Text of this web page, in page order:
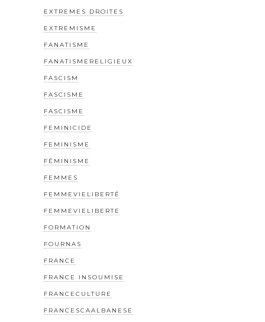
EXTREMES DROITES
EXTREMISME
FANATISME
FANATISMERELIGIEUX
FASCISM
FASCISME
FASCISME
FEMINICIDE
FEMINISME
FÉMINISME
FEMMES
FEMMEVIELIBERTÉ
FEMMEVIELIBERTE
FORMATION
FOURNAS
FRANCE
FRANCE INSOUMISE
FRANCECULTURE
FRANCESCAALBANESE